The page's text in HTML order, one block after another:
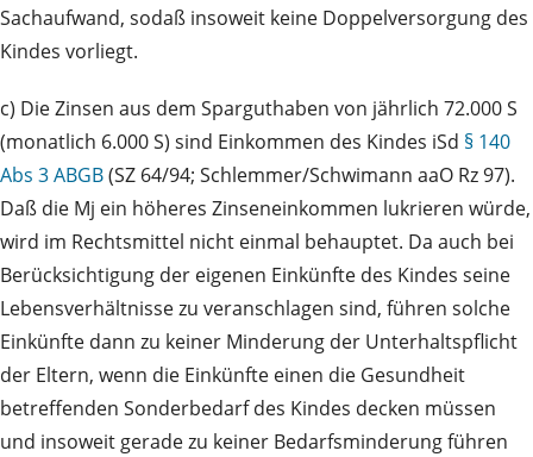
Sachaufwand, sodaß insoweit keine Doppelversorgung des
Kindes vorliegt.
c) Die Zinsen aus dem Sparguthaben von jährlich 72.000 S
(monatlich 6.000 S) sind Einkommen des Kindes iSd § 140
Abs 3 ABGB(SZ 64/94; Schlemmer/Schwimann aaO Rz 97).
Daß die Mj ein höheres Zinseneinkommen lukrieren würde,
wird im Rechtsmittel nicht einmal behauptet. Da auch bei
Berücksichtigung der eigenen Einkünfte des Kindes seine
Lebensverhältnisse zu veranschlagen sind, führen solche
Einkünfte dann zu keiner Minderung der Unterhaltspflicht
der Eltern, wenn die Einkünfte einen die Gesundheit
betreffenden Sonderbedarf des Kindes decken müssen
und insoweit gerade zu keiner Bedarfsminderung führen